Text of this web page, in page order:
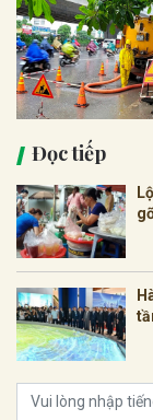
Đọc tiếp